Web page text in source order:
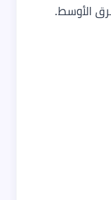
الأوسط.